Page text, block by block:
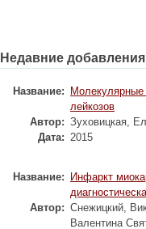
Недавние добавления
Название:
Молекулярные
лейкозов
Автор: Зуховицкая,
Дата: 2015
Название:
Инфаркт
Автор: Снежицкий,
Валентина